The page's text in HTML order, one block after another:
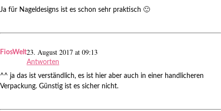
Ja für Nageldesigns ist es schon sehr praktisch 🙂
FiosWelt23. August 2017 at 09:13
Antworten
^^ ja das ist verständlich, es ist hier aber auch in einer handlicheren
Verpackung. Günstig ist es sicher nicht.